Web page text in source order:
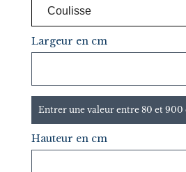
Largeur en cm
Entrer une valeur entre 80 et 900
Hauteur en cm